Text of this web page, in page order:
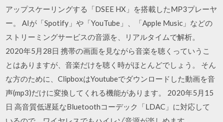
アップスケーリングする「DSEE HX」を搭載したMP3プレーヤ
ー。 AIが「Spotify」や「YouTube」、「Apple Music」などの
ストリーミングサービスの音源を、リアルタイムで解析。
2020年5月28日 携帯の画面を見ながら音楽を聴くっていうこ
とはありますが、音楽だけを聴く時がほとんどでしょう。 そん
な方のために、ClipboxはYoutubeでダウンロードした動画を音
声(mp3)だけに変換してくれる機能があります。 2020年5月15
日 高音質低遅延なBluetoothコーデック「LDAC」に対応して